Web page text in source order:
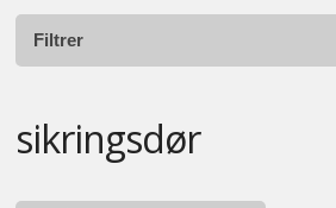
Shop
Filtrer
sikringsdør